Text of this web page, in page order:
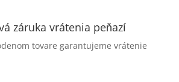
záruka vrátenia peňazí
tovare garantujeme vrátenie